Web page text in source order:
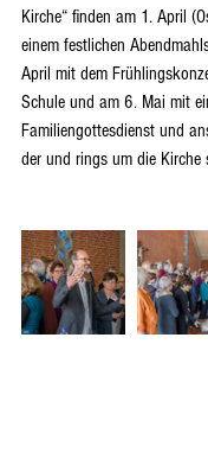
Kirche“ finden am 1. April
einem festlichen
April mit dem
Schule und am 6. Mai mit
Familiengottesdienst und
der und rings um die Kirche